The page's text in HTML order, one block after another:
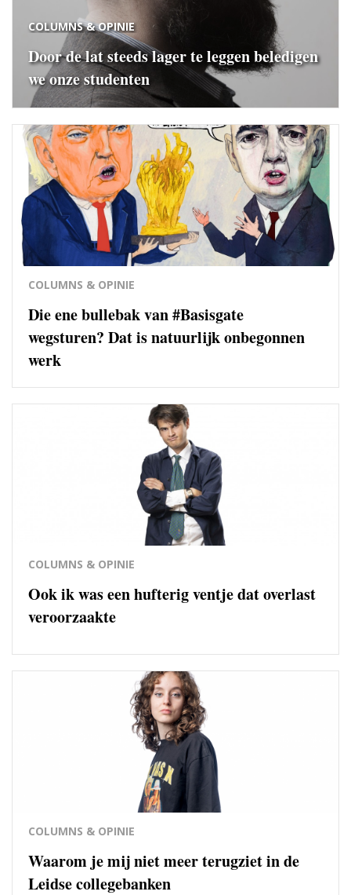
COLUMNS & OPINIE
Door de lat steeds lager te leggen beledigen
we onze studenten
COLUMNS & OPINIE
Die ene bullebak van #Basisgate
wegsturen? Dat is natuurlijk onbegonnen
werk
COLUMNS & OPINIE
Ook ik was een hufterig ventje dat overlast
veroorzaakte
COLUMNS & OPINIE
Waarom je mij niet meer terugziet in de
Leidse collegebanken